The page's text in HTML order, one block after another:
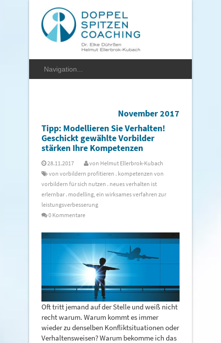
November 2017
Tipp: Modellieren Sie Verhalten!
Geschickt gewählte Vorbilder
stärken Ihre Kompetenzen
28.11.2017 von Helmut Ellerbrok-Kubach
von vorbildern profitieren . kompetenzen von
vorbildern für sich nutzen . neues verhalten ist
erlernbar . modelling, ein wirksames verfahren zur
leistungsverbesserung
0 Kommentare
Oft tritt jemand auf der Stelle und weiß nicht
recht warum. Warum kommt es immer
wieder zu denselben Konfliktsituationen oder
Verhaltensweisen? Warum bekomme ich das